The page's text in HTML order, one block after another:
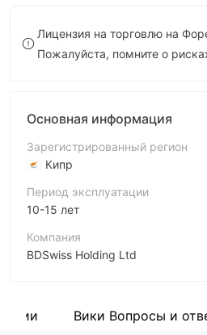
9
Лицензия на торговлю на
Пожалуйста, помните о
Основная информация
Зарегистрированный регион
Кипр
Период эксплуатации
10-15 лет
Компания
BDSwiss Holding Ltd
Сотрудник компании
Вики Вопросы и